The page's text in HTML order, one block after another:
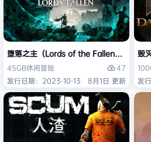
堕落之主（Lords of the Fallen）免安装
45GB休闲冒险
47
发行日期：2023-10-13
8月1日 更新
毁
发